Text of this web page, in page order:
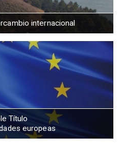
internacional
Título
europeas